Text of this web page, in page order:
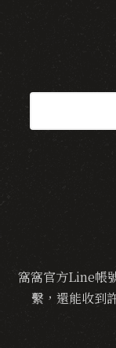
窩窩官方Line帳
繫，還能收到